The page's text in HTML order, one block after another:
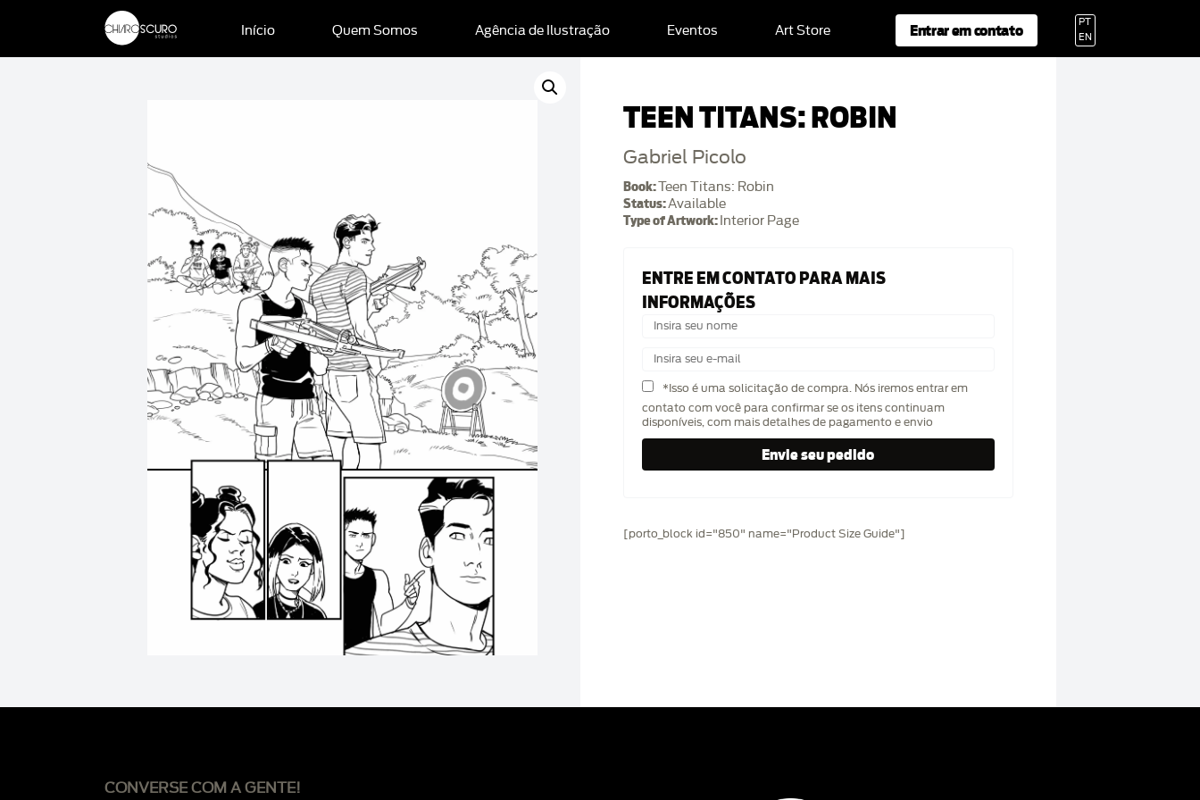
Início Quem Somos Agência de Ilustração Eventos Art Store Entrar em contato
PT
EN
TEEN TITANS: ROBIN
Gabriel Picolo
Book:Teen Titans: Robin
Status:Available
Type of Artwork: Interior Page
ENTRE EM CONTATO PARA MAIS
INFORMAÇÕES
*Isso é uma solicitação de compra. Nós iremos entrar em
contato com você para confirmar se os itens continuam
disponíveis, com mais detalhes de pagamento e envio
[porto_block id="850" name="Product Size Guide"]
CONVERSE COM A GENTE!